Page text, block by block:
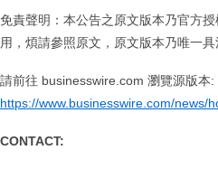
免責聲明：本公告之原文版本乃官方
用，煩請參照原文，原文版本乃唯一具
請前往 businesswire.com 瀏覽源版本:
https://www.businesswire.com/news/
CONTACT: